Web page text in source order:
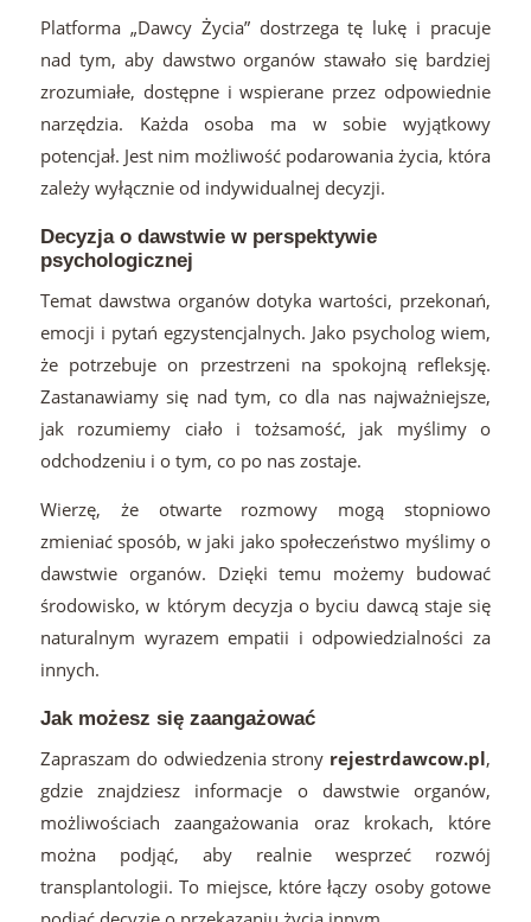
Platforma „Dawcy Życia” dostrzega tę lukę i pracuje
nad tym, aby dawstwo organów stawało się bardziej
zrozumiałe, dostępne i wspierane przez odpowiednie
narzędzia. Każda osoba ma w sobie wyjątkowy
potencjał. Jest nim możliwość podarowania życia, która
zależy wyłącznie od indywidualnej decyzji.
Decyzja o dawstwie w perspektywie
psychologicznej
Temat dawstwa organów dotyka wartości, przekonań,
emocji i pytań egzystencjalnych. Jako psycholog wiem,
że potrzebuje on przestrzeni na spokojną refleksję.
Zastanawiamy się nad tym, co dla nas najważniejsze,
jak rozumiemy ciało i tożsamość, jak myślimy o
odchodzeniu i o tym, co po nas zostaje.
Wierzę, że otwarte rozmowy mogą stopniowo
zmieniać sposób, w jaki jako społeczeństwo myślimy o
dawstwie organów. Dzięki temu możemy budować
środowisko, w którym decyzja o byciu dawcą staje się
naturalnym wyrazem empatii i odpowiedzialności za
innych.
Jak możesz się zaangażować
Zapraszam do odwiedzenia strony rejestrdawcow.pl,
gdzie znajdziesz informacje o dawstwie organów,
możliwościach zaangażowania oraz krokach, które
można podjąć, aby realnie wesprzeć rozwój
transplantologii. To miejsce, które łączy osoby gotowe